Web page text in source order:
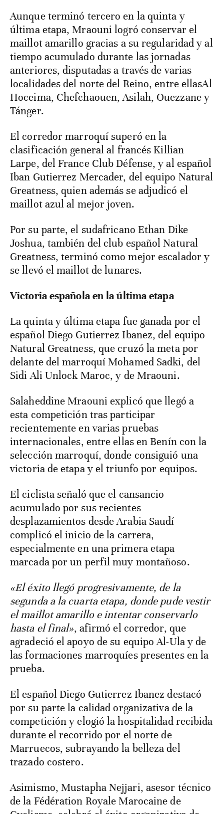
Aunque terminó tercero en la quinta y
última etapa, Mraouni logró conservar el
maillot amarillo gracias a su regularidad y al
tiempo acumulado durante las jornadas
anteriores, disputadas a través de varias
localidades del norte del Reino, entre ellasAl
Hoceima, Chefchaouen, Asilah, Ouezzane y
Tánger.
El corredor marroquí superó en la
clasificación general al francés Killian
Larpe, del France Club Défense, y al español
Iban Gutierrez Mercader, del equipo Natural
Greatness, quien además se adjudicó el
maillot azul al mejor joven.
Por su parte, el sudafricano Ethan Dike
Joshua, también del club español Natural
Greatness, terminó como mejor escalador y
se llevó el maillot de lunares.
Victoria española en la última etapa
La quinta y última etapa fue ganada por el
español Diego Gutierrez Ibanez, del equipo
Natural Greatness, que cruzó la meta por
delante del marroquí Mohamed Sadki, del
Sidi Ali Unlock Maroc, y de Mraouni.
Salaheddine Mraouni explicó que llegó a
esta competición tras participar
recientemente en varias pruebas
internacionales, entre ellas en Benín con la
selección marroquí, donde consiguió una
victoria de etapa y el triunfo por equipos.
El ciclista señaló que el cansancio
acumulado por sus recientes
desplazamientos desde Arabia Saudí
complicó el inicio de la carrera,
especialmente en una primera etapa
marcada por un perfil muy montañoso.
«El éxito llegó progresivamente, de la
segunda a la cuarta etapa, donde pude vestir
el maillot amarillo e intentar conservarlo
hasta el final», afirmó el corredor, que
agradeció el apoyo de su equipo Al-Ula y de
las formaciones marroquíes presentes en la
prueba.
El español Diego Gutierrez Ibanez destacó
por su parte la calidad organizativa de la
competición y elogió la hospitalidad recibida
durante el recorrido por el norte de
Marruecos, subrayando la belleza del
trazado costero.
Asimismo, Mustapha Nejjari, asesor técnico
de la Fédération Royale Marocaine de